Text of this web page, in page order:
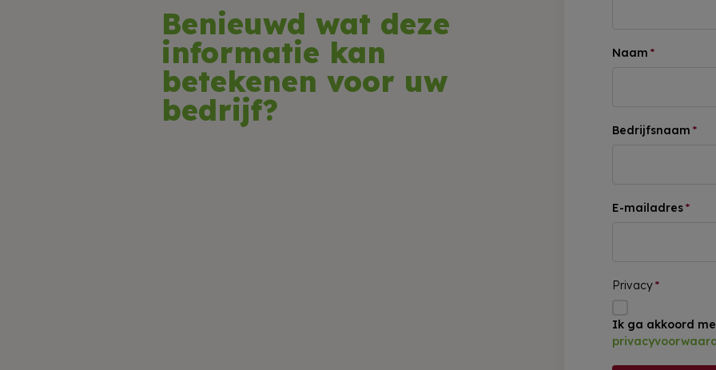
Benieuwd wat deze
informatie kan
betekenen voor uw
bedrijf?
Naam *
Bedrijfsnaam *
E-mailadres*
Privacy*
Ik ga akkoord